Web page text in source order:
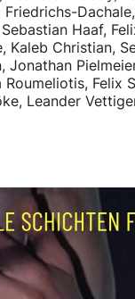
Haaf,
Kaleb Christian,
Jonathan
Roumeliotis, Felix
Leander